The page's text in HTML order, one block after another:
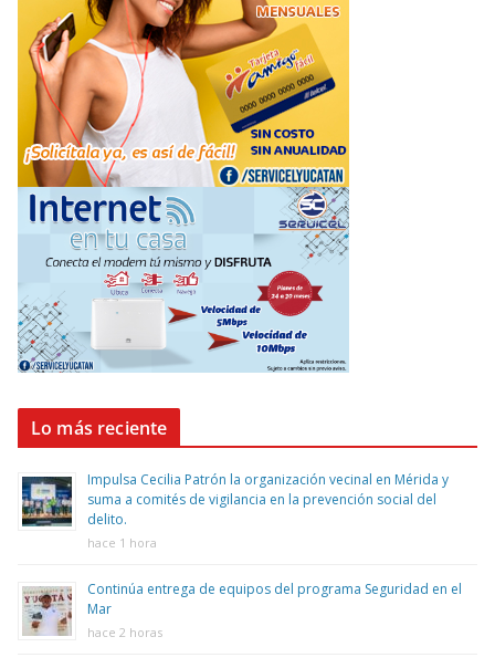
Lo más reciente
Impulsa Cecilia Patrón la organización vecinal en Mérida y
suma a comités de vigilancia en la prevención social del
delito.
hace 1 hora
Continúa entrega de equipos del programa Seguridad en el
Mar
hace 2 horas